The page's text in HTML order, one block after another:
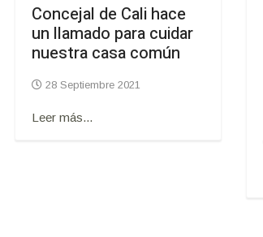
Concejal de Cali hace
un llamado para cuidar
nuestra casa común
28 Septiembre 2021
Leer más...